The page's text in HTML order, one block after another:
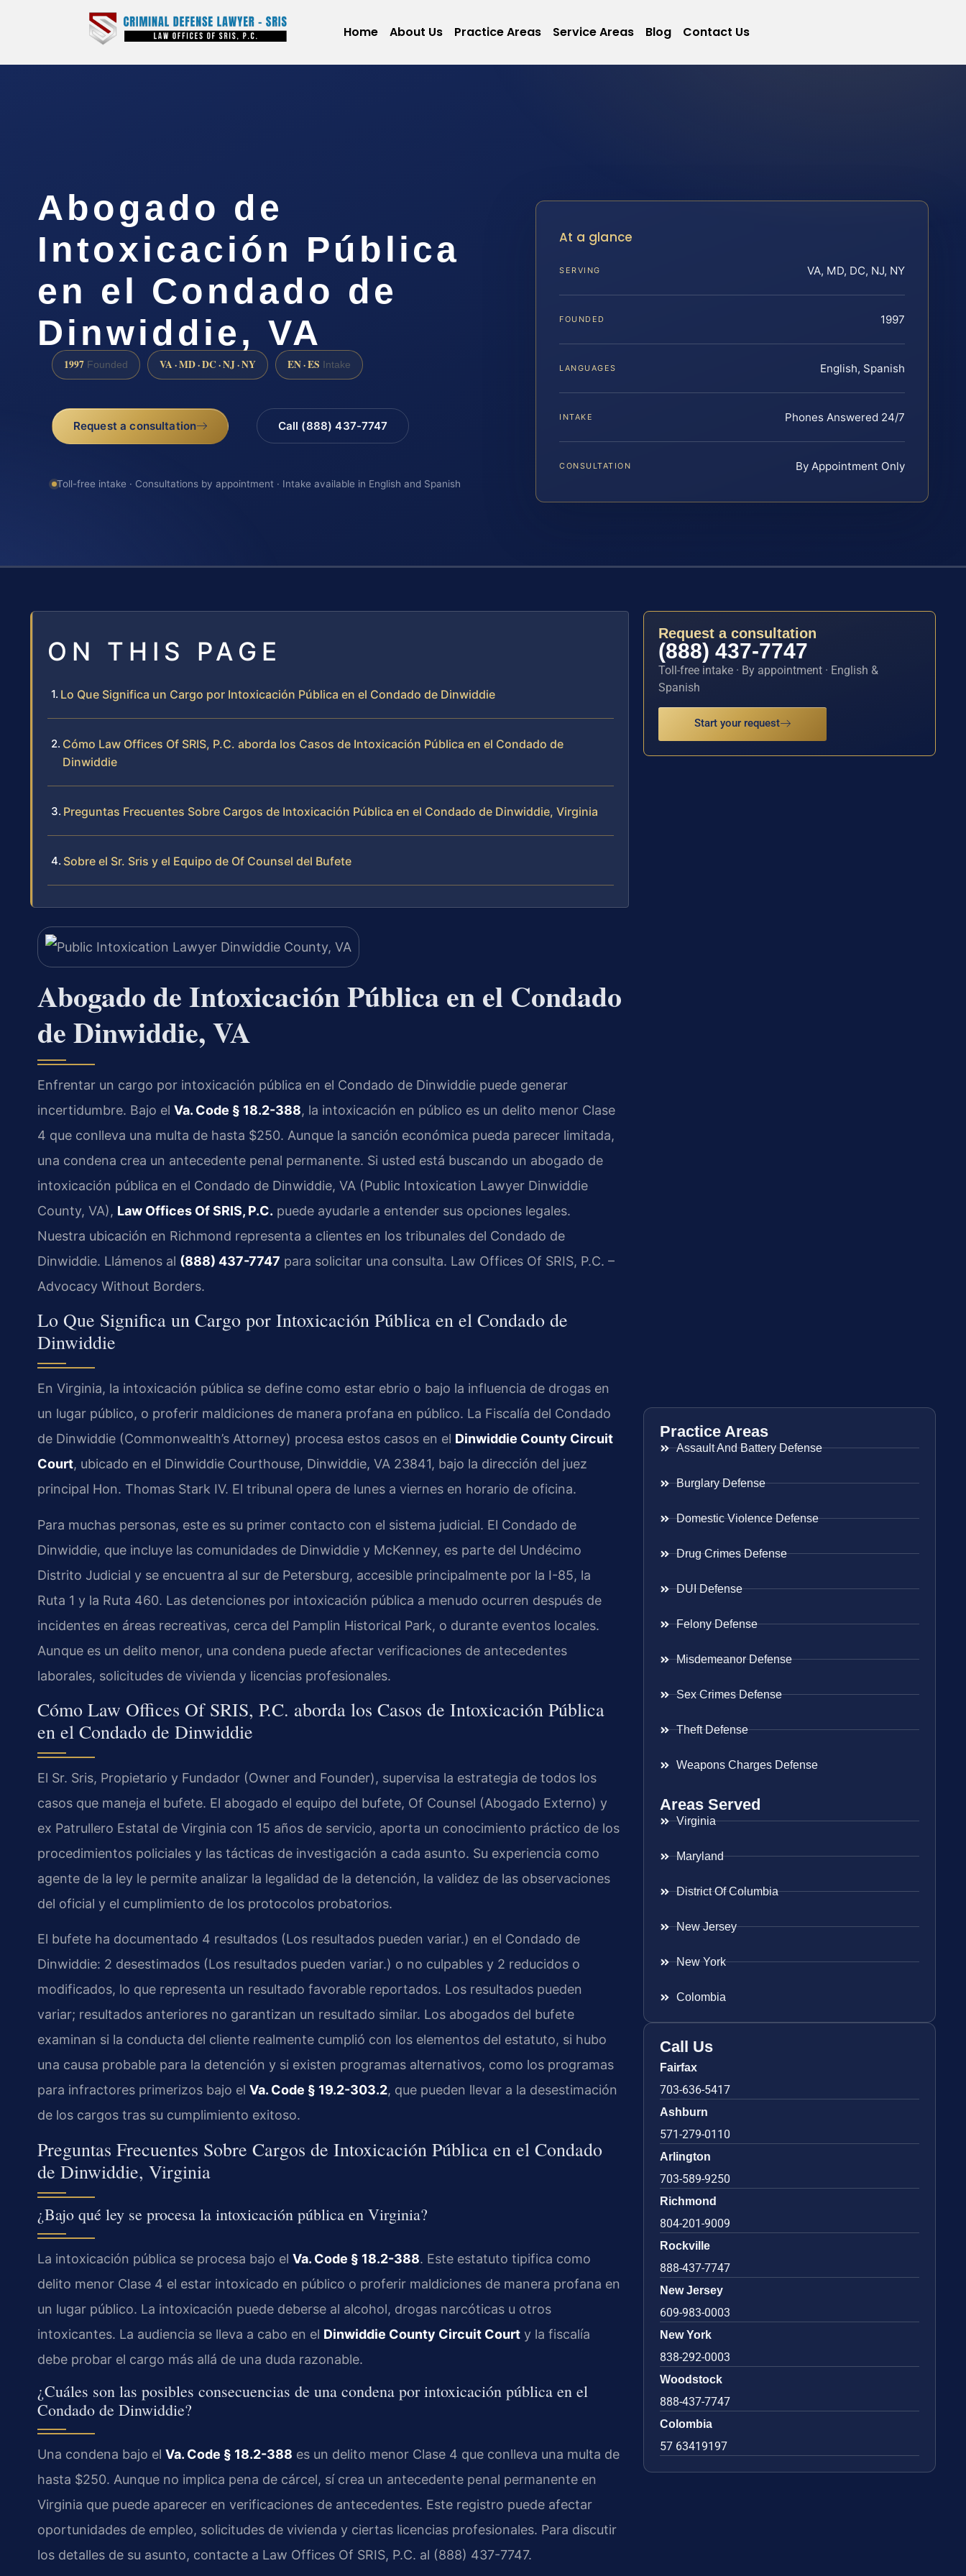
Home About Us Practice Areas Service Areas Blog Contact Us
Abogado de
Intoxicación Pública
en el Condado de
Dinwiddie, VA
1997 Founded VA · MD · DC · NJ · NY EN · ES Intake
Request a consultation Call (888) 437-7747
Toll-free intake · Consultations by appointment · Intake available in English and Spanish
At a glance
SERVING VA, MD, DC, NJ, NY
FOUNDED 1997
LANGUAGES English, Spanish
INTAKE Phones Answered 24/7
CONSULTATION By Appointment Only
ON THIS PAGE
Lo Que Significa un Cargo por Intoxicación Pública en el Condado de Dinwiddie
Cómo Law Offices Of SRIS, P.C. aborda los Casos de Intoxicación Pública en el Condado de
Dinwiddie
Preguntas Frecuentes Sobre Cargos de Intoxicación Pública en el Condado de Dinwiddie, Virginia
Sobre el Sr. Sris y el Equipo de Of Counsel del Bufete
Abogado de Intoxicación Pública en el Condado
de Dinwiddie, VA
Enfrentar un cargo por intoxicación pública en el Condado de Dinwiddie puede generar
incertidumbre. Bajo el Va. Code § 18.2-388, la intoxicación en público es un delito menor Clase
4 que conlleva una multa de hasta $250. Aunque la sanción económica pueda parecer limitada,
una condena crea un antecedente penal permanente. Si usted está buscando un abogado de
intoxicación pública en el Condado de Dinwiddie, VA (Public Intoxication Lawyer Dinwiddie
County, VA), Law Offices Of SRIS, P.C. puede ayudarle a entender sus opciones legales.
Nuestra ubicación en Richmond representa a clientes en los tribunales del Condado de
Dinwiddie. Llámenos al (888) 437-7747 para solicitar una consulta. Law Offices Of SRIS, P.C. –
Advocacy Without Borders.
Lo Que Significa un Cargo por Intoxicación Pública en el Condado de
Dinwiddie
En Virginia, la intoxicación pública se define como estar ebrio o bajo la influencia de drogas en
un lugar público, o proferir maldiciones de manera profana en público. La Fiscalía del Condado
de Dinwiddie (Commonwealth’s Attorney) procesa estos casos en el Dinwiddie County Circuit
Court, ubicado en el Dinwiddie Courthouse, Dinwiddie, VA 23841, bajo la dirección del juez
principal Hon. Thomas Stark IV. El tribunal opera de lunes a viernes en horario de oficina.
Para muchas personas, este es su primer contacto con el sistema judicial. El Condado de
Dinwiddie, que incluye las comunidades de Dinwiddie y McKenney, es parte del Undécimo
Distrito Judicial y se encuentra al sur de Petersburg, accesible principalmente por la I-85, la
Ruta 1 y la Ruta 460. Las detenciones por intoxicación pública a menudo ocurren después de
incidentes en áreas recreativas, cerca del Pamplin Historical Park, o durante eventos locales.
Aunque es un delito menor, una condena puede afectar verificaciones de antecedentes
laborales, solicitudes de vivienda y licencias profesionales.
Cómo Law Offices Of SRIS, P.C. aborda los Casos de Intoxicación Pública
en el Condado de Dinwiddie
El Sr. Sris, Propietario y Fundador (Owner and Founder), supervisa la estrategia de todos los
casos que maneja el bufete. El abogado el equipo del bufete, Of Counsel (Abogado Externo) y
ex Patrullero Estatal de Virginia con 15 años de servicio, aporta un conocimiento práctico de los
procedimientos policiales y las tácticas de investigación a cada asunto. Su experiencia como
agente de la ley le permite analizar la legalidad de la detención, la validez de las observaciones
del oficial y el cumplimiento de los protocolos probatorios.
El bufete ha documentado 4 resultados (Los resultados pueden variar.) en el Condado de
Dinwiddie: 2 desestimados (Los resultados pueden variar.) o no culpables y 2 reducidos o
modificados, lo que representa un resultado favorable reportados. Los resultados pueden
variar; resultados anteriores no garantizan un resultado similar. Los abogados del bufete
examinan si la conducta del cliente realmente cumplió con los elementos del estatuto, si hubo
una causa probable para la detención y si existen programas alternativos, como los programas
para infractores primerizos bajo el Va. Code § 19.2-303.2, que pueden llevar a la desestimación
de los cargos tras su cumplimiento exitoso.
Preguntas Frecuentes Sobre Cargos de Intoxicación Pública en el Condado
de Dinwiddie, Virginia
¿Bajo qué ley se procesa la intoxicación pública en Virginia?
La intoxicación pública se procesa bajo el Va. Code § 18.2-388. Este estatuto tipifica como
delito menor Clase 4 el estar intoxicado en público o proferir maldiciones de manera profana en
un lugar público. La intoxicación puede deberse al alcohol, drogas narcóticas u otros
intoxicantes. La audiencia se lleva a cabo en el Dinwiddie County Circuit Court y la fiscalía
debe probar el cargo más allá de una duda razonable.
¿Cuáles son las posibles consecuencias de una condena por intoxicación pública en el
Condado de Dinwiddie?
Una condena bajo el Va. Code § 18.2-388 es un delito menor Clase 4 que conlleva una multa de
hasta $250. Aunque no implica pena de cárcel, sí crea un antecedente penal permanente en
Virginia que puede aparecer en verificaciones de antecedentes. Este registro puede afectar
oportunidades de empleo, solicitudes de vivienda y ciertas licencias profesionales. Para discutir
los detalles de su asunto, contacte a Law Offices Of SRIS, P.C. al (888) 437-7747.
Request a consultation
(888) 437-7747
Toll-free intake · By appointment · English &
Spanish
Start your request
Practice Areas
Assault And Battery Defense
Burglary Defense
Domestic Violence Defense
Drug Crimes Defense
DUI Defense
Felony Defense
Misdemeanor Defense
Sex Crimes Defense
Theft Defense
Weapons Charges Defense
Areas Served
Virginia
Maryland
District Of Columbia
New Jersey
New York
Colombia
Call Us
Fairfax
703-636-5417
Ashburn
571-279-0110
Arlington
703-589-9250
Richmond
804-201-9009
Rockville
888-437-7747
New Jersey
609-983-0003
New York
838-292-0003
Woodstock
888-437-7747
Colombia
57 63419197